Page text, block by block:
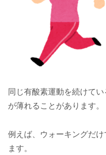
同じ有酸素運動を続けて
が薄れることがあります。
例えば、ウォーキングだ
ます。